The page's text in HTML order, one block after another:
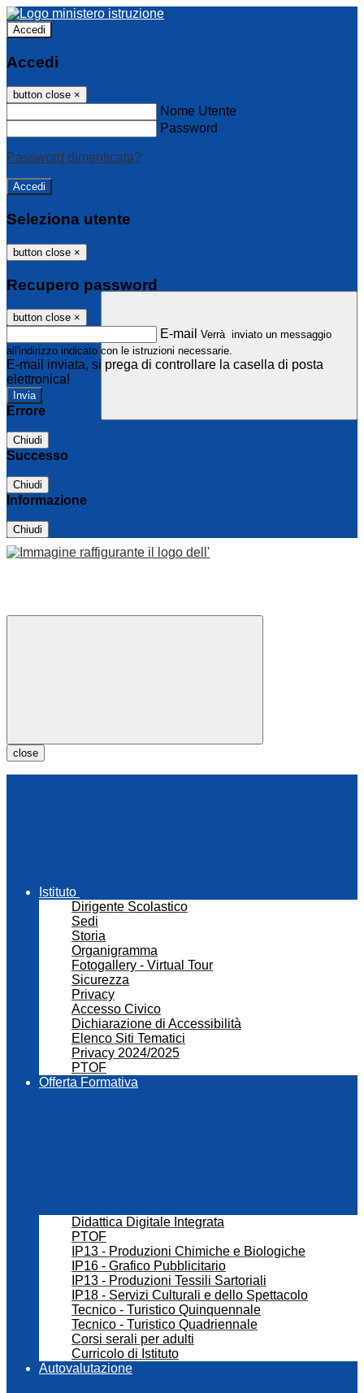
Accedi
Accedi
button close ×
Nome Utente
Password
Password dimenticata?
Seleziona utente
button close ×
Recupero password
button close ×
E-mail Verrà inviato un messaggio
all'indirizzo indicato con le istruzioni necessarie.
E-mail inviata, si prega di controllare la casella di posta
elettronica!
Errore
Chiudi
Successo
Chiudi
Informazione
Chiudi
close
Istituto
Dirigente Scolastico
Sedi
Storia
Organigramma
Fotogallery - Virtual Tour
Sicurezza
Privacy
Accesso Civico
Dichiarazione di Accessibilità
Elenco Siti Tematici
Privacy 2024/2025
PTOF
Offerta Formativa
Didattica Digitale Integrata
PTOF
IP13 - Produzioni Chimiche e Biologiche
IP16 - Grafico Pubblicitario
IP13 - Produzioni Tessili Sartoriali
IP18 - Servizi Culturali e dello Spettacolo
Tecnico - Turistico Quinquennale
Tecnico - Turistico Quadriennale
Corsi serali per adulti
Curricolo di Istituto
Autovalutazione